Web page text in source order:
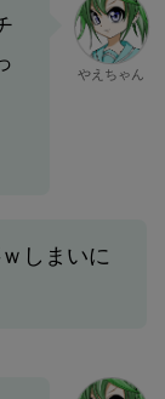
やえちゃん
しまいに